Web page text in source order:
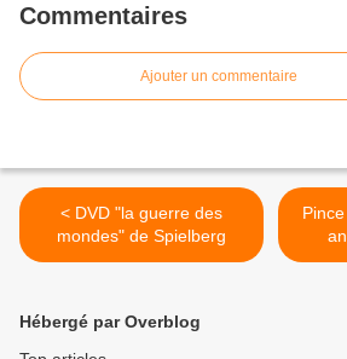
Commentaires
Ajouter un commentaire
< DVD "la guerre des
mondes" de Spielberg
Hébergé par Overblog